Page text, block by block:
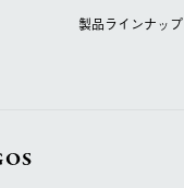
製品ラインナップ